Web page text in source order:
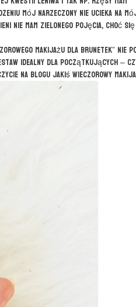
mój narzeczony nie ucieka na
nie mam zielonego pojęcia, choć
makijażu dla brunetek” nie
idealny dla początkujących –
na blogu jakiś wieczorowy